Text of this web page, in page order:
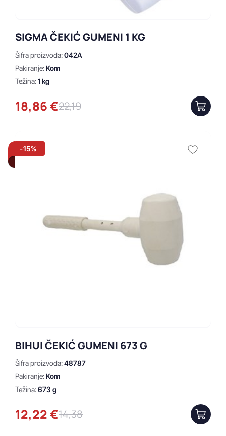
SIGMA ČEKIĆ GUMENI 1 KG
Šifra proizvoda:042A
Pakiranje:Kom
Težina:1 kg
18,86 €22,19
-15%
BIHUI ČEKIĆ GUMENI 673 G
Šifra proizvoda:48787
Pakiranje:Kom
Težina:673 g
12,22 €14,38